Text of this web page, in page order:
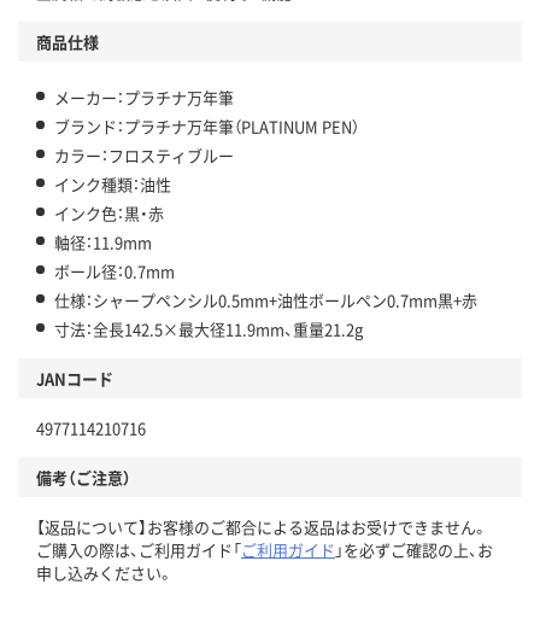
商品仕様
メーカー：プラチナ万年筆
ブランド：プラチナ万年筆（PLATINUM PEN）
カラー：フロスティブルー
インク種類：油性
インク色：黒・赤
軸径：11.9mm
ボール径：0.7mm
仕様：シャープペンシル0.5mm+油性ボールペン0.7mm黒+赤
寸法：全長142.5×最大径11.9mm、重量21.2g
JANコード
4977114210716
備考（ご注意）
【返品について】お客様のご都合による返品はお受けできません。
ご購入の際は、ご利用ガイド「ご利用ガイド 」を必ずご確認の上、お
申し込みください。